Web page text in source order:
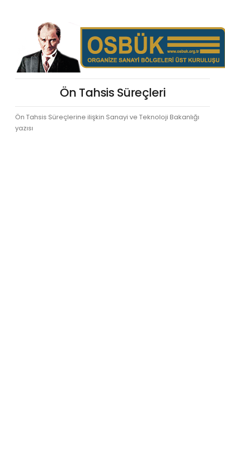
Ön Tahsis Süreçleri
Ön Tahsis Süreçlerine ilişkin Sanayi ve Teknoloji Bakanlığı
yazısı